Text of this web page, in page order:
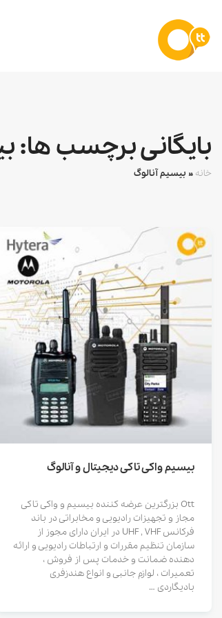
بایگانی برچسب ها:
خانه » بیسیم آنالوگ
بیسیم واکی تاکی دیجیتال و آنالوگ
Ott بزرگترین عرضه کننده بیسیم و واکی تاکی
مجاز و تجهیزات رادیویی و مخابراتی در باند
فرکانس UHF , VHF در ایران دارای مجوز از
سازمان تنظیم مقررات و ارتباطات رادیویی و ارائه
دهنده ضمانت و خدمات پس از فروش ،
تعمیرات ، لوازم جانبی و انواع هندزفری
بادیگاردی …